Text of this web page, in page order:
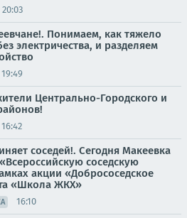
20:03
Понимаем, как тяжело
электричества, и разделяем
19:49
Центрально-Городского и
16:42
соседей!. Сегодня Макеевка
соседскую
акции «Добрососедское
«Школа ЖКХ»
16:10